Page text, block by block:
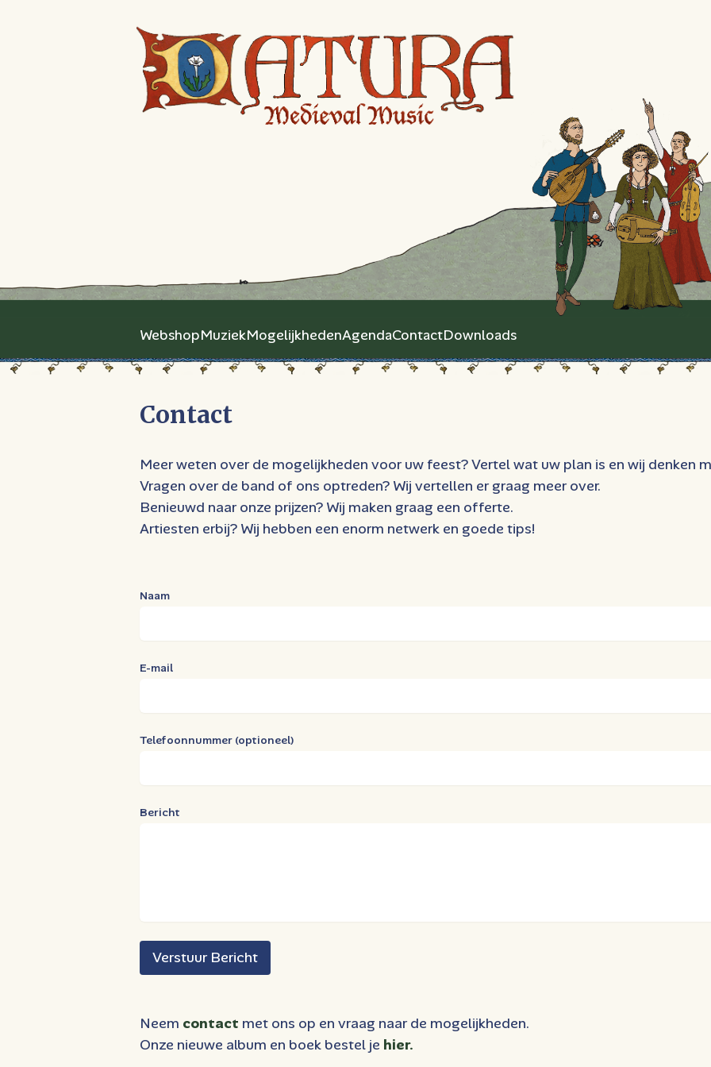
WebshopMuziekMogelijkhedenAgendaContactDownloads
Contact
Meer weten over de mogelijkheden voor uw feest? Vertel wat uw plan is en wij denken
Vragen over de band of ons optreden? Wij vertellen er graag meer over.
Benieuwd naar onze prijzen? Wij maken graag een offerte.
Artiesten erbij? Wij hebben een enorm netwerk en goede tips!
Naam
E-mail
Telefoonnummer (optioneel)
Bericht
Verstuur Bericht
Neem contact met ons op en vraag naar de mogelijkheden.
Onze nieuwe album en boek bestel je hier.